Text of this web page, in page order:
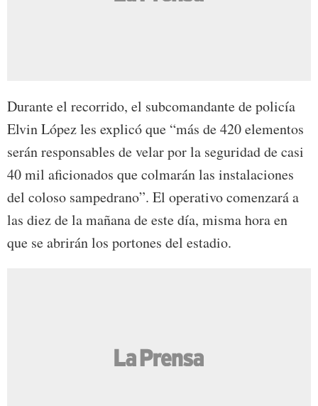
Durante el recorrido, el subcomandante de policía
Elvin López les explicó que “más de 420 elementos
serán responsables de velar por la seguridad de casi
40 mil aficionados que colmarán las instalaciones
del coloso sampedrano”. El operativo comenzará a
las diez de la mañana de este día, misma hora en
que se abrirán los portones del estadio.